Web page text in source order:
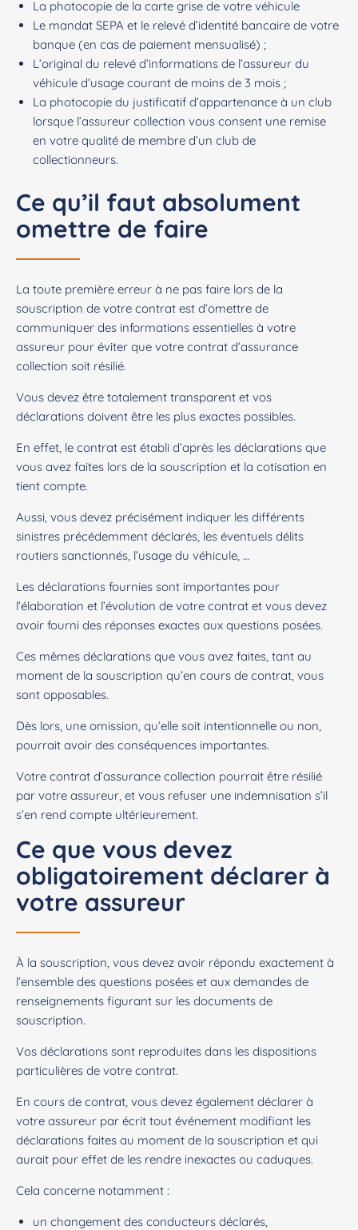
La photocopie de la carte grise de votre véhicule
Le mandat SEPA et le relevé d’identité bancaire de votre
banque (en cas de paiement mensualisé) ;
L’original du relevé d’informations de l’assureur du
véhicule d’usage courant de moins de 3 mois ;
La photocopie du justificatif d’appartenance à un club
lorsque l’assureur collection vous consent une remise
en votre qualité de membre d’un club de
collectionneurs.
Ce qu’il faut absolument
omettre de faire
La toute première erreur à ne pas faire lors de la
souscription de votre contrat est d’omettre de
communiquer des informations essentielles à votre
assureur pour éviter que votre contrat d’assurance
collection soit résilié.
Vous devez être totalement transparent et vos
déclarations doivent être les plus exactes possibles.
En effet, le contrat est établi d’après les déclarations que
vous avez faites lors de la souscription et la cotisation en
tient compte.
Aussi, vous devez précisément indiquer les différents
sinistres précédemment déclarés, les éventuels délits
routiers sanctionnés, l’usage du véhicule, …
Les déclarations fournies sont importantes pour
l’élaboration et l’évolution de votre contrat et vous devez
avoir fourni des réponses exactes aux questions posées.
Ces mêmes déclarations que vous avez faites, tant au
moment de la souscription qu’en cours de contrat, vous
sont opposables.
Dès lors, une omission, qu’elle soit intentionnelle ou non,
pourrait avoir des conséquences importantes.
Votre contrat d’assurance collection pourrait être résilié
par votre assureur, et vous refuser une indemnisation s’il
s’en rend compte ultérieurement.
Ce que vous devez
obligatoirement déclarer à
votre assureur
À la souscription, vous devez avoir répondu exactement à
l’ensemble des questions posées et aux demandes de
renseignements figurant sur les documents de
souscription.
Vos déclarations sont reproduites dans les dispositions
particulières de votre contrat.
En cours de contrat, vous devez également déclarer à
votre assureur par écrit tout événement modifiant les
déclarations faites au moment de la souscription et qui
aurait pour effet de les rendre inexactes ou caduques.
Cela concerne notamment :
un changement des conducteurs déclarés,